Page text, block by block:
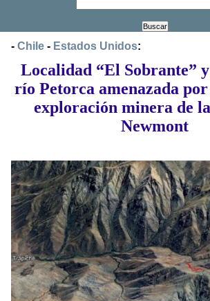
- Chile - Estados Unidos:
Localidad “El Sobrante”
río Petorca amenazada
exploración minera de
Newmont